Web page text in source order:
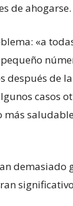
de ahogarse.
«a
después de
casos
más
demasiado